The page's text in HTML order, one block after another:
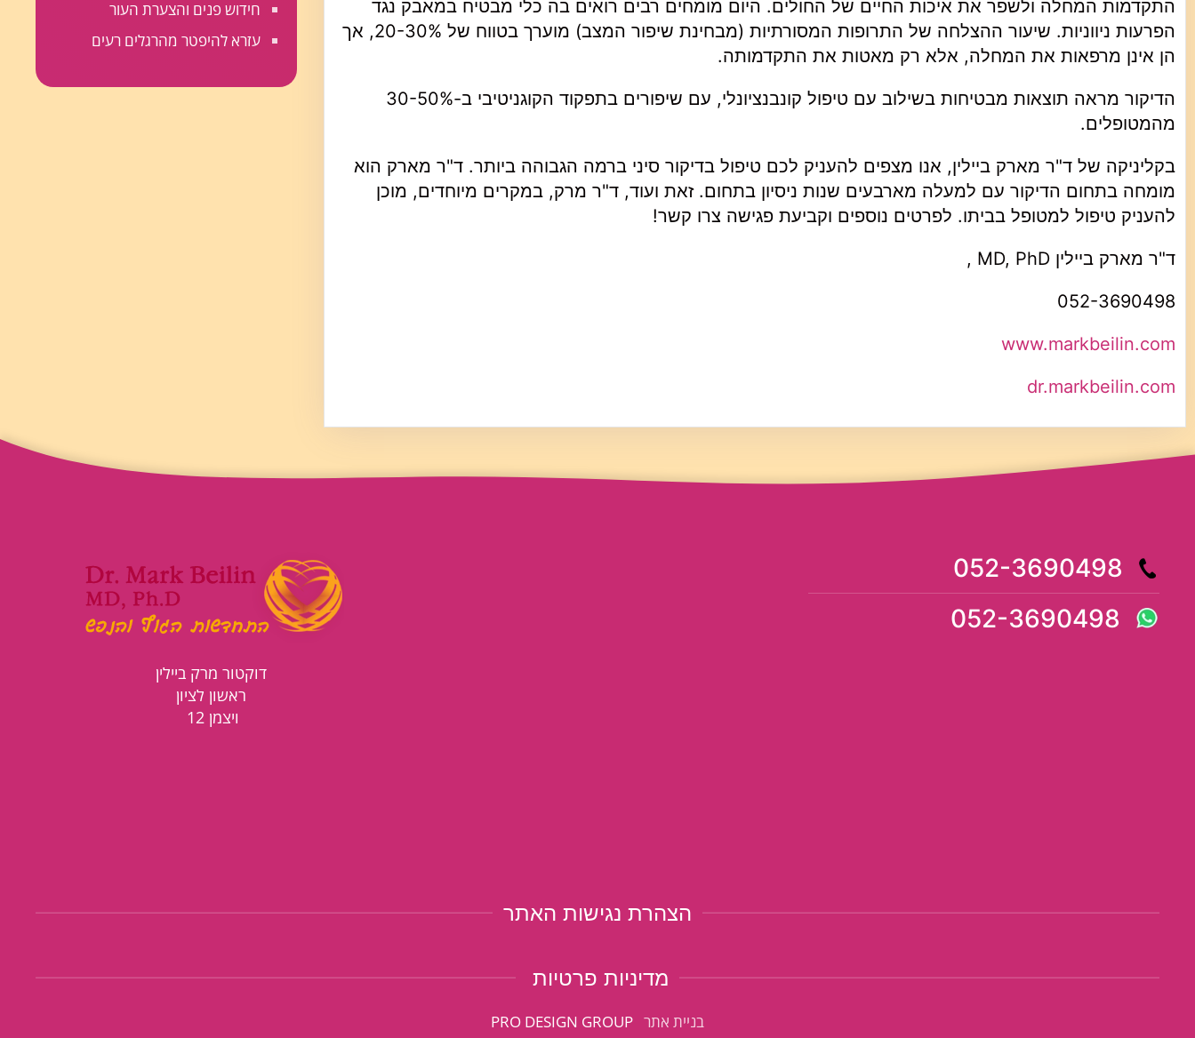
התקדמות המחלה ולשפר את איכות החיים של החולים. היום מומחים רבים רואים בה כלי מבטיח במאבק נגד
הפרעות ניווניות. שיעור ההצלחה של התרופות המסורתיות (מבחינת שיפור המצב) מוערך בטווח של 20-30%, אך
הן אינן מרפאות את המחלה, אלא רק מאטות את התקדמותה.
הדיקור מראה תוצאות מבטיחות בשילוב עם טיפול קונבנציונלי, עם שיפורים בתפקוד הקוגניטיבי ב-30-50%
מהמטופלים.
בקליניקה של ד"ר מארק ביילין, אנו מצפים להעניק לכם טיפול בדיקור סיני ברמה הגבוהה ביותר. ד"ר מארק הוא
מומחה בתחום הדיקור עם למעלה מארבעים שנות ניסיון בתחום. זאת ועוד, ד"ר מרק, במקרים מיוחדים, מוכן
להעניק טיפול למטופל בביתו. לפרטים נוספים וקביעת פגישה צרו קשר!
ד"ר מארק ביילין MD, PhD ,
052-3690498
www.markbeilin.com
dr.markbeilin.com
חידוש פנים והצערת העור
עזרא להיפטר מהרגלים רעים
052-3690498
052-3690498
דוקטור מרק ביילין
ראשון לציון
ויצמן 12
הצהרת נגישות האתר
מדיניות פרטיות
בניית אתר